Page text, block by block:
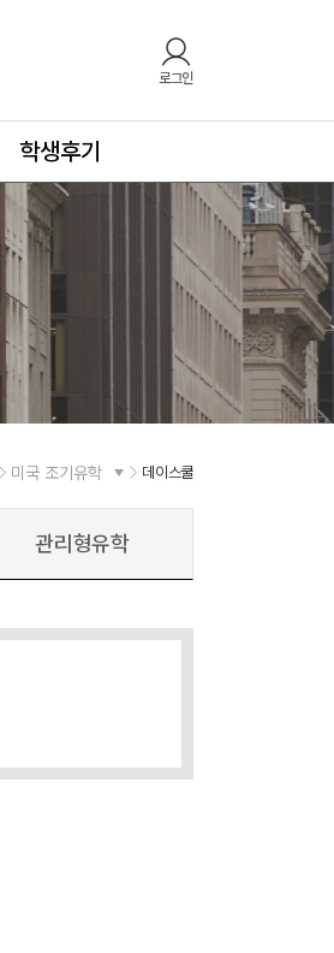
로그인
학생후기
미국 조기유학 데이스쿨
관리형유학